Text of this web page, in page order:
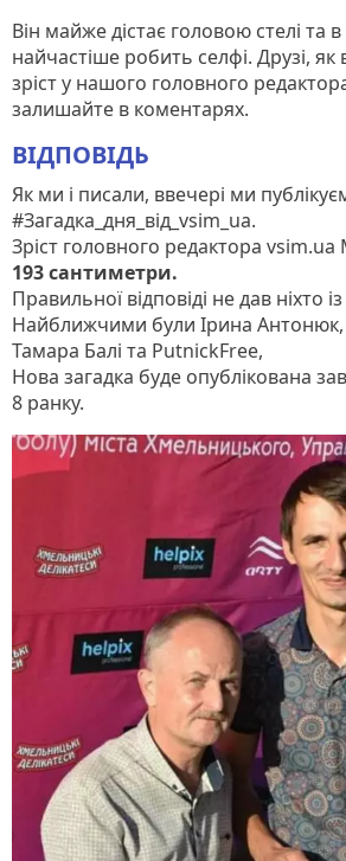
Він майже дістає головою стелі та
найчастіше робить селфі. Друзі, як
зріст у нашого головного
залишайте в коментарях.
ВІДПОВІДЬ
Як ми і писали, ввечері ми
#Загадка_дня_від_vsim_ua.
Зріст головного редактора
193 сантиметри.
Правильної відповіді не дав ніхто
Найближчими були Ірина Антонюк,
Тамара Балі та PutnickFree,
Нова загадка буде опублікована
8 ранку.